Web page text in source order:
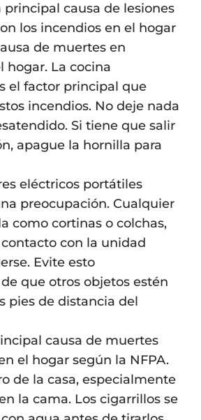
principal causa de lesiones
los incendios en el hogar
de muertes en
hogar. La cocina
el factor principal que
incendios. No deje nada
Si tiene que salir
apague la hornilla para
eléctricos portátiles
preocupación. Cualquier
como cortinas o colchas,
con la unidad
Evite esto
que otros objetos estén
pies de distancia del
causa de muertes
el hogar según la NFPA.
de la casa, especialmente
la cama. Los cigarrillos se